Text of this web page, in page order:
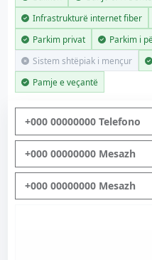
Infrastrukturë internet fiber
Parkim privat
Parkim i
Sistem shtëpiak i mençur
Pamje e veçantë
+000 00000000 Telefono
+000 00000000 Mesazh
+000 00000000 Mesazh